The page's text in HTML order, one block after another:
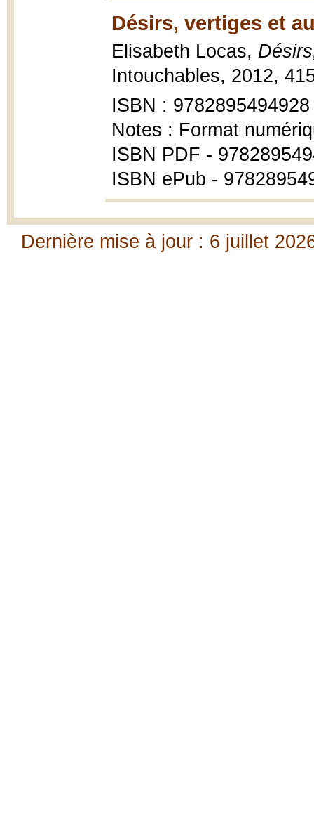
Désirs, vertiges et
Elisabeth Locas,
Intouchables, 2012,
ISBN : 9782895494928
Notes : Format
ISBN PDF -
ISBN ePub -
Dernière mise à jour : 6 juillet